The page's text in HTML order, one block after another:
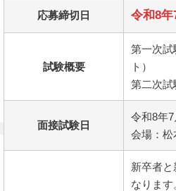
応募締切日 令和8年
試験概要
第一次試
ト）
第二次試
面接試験日
令和8年7
会場：松
新卒者
なります